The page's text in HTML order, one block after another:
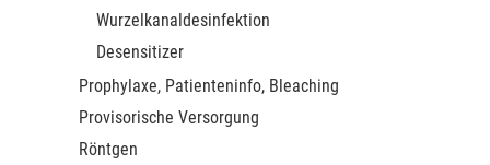
Wurzelkanaldesinfektion
Desensitizer
Prophylaxe, Patienteninfo, Bleaching
Provisorische Versorgung
Röntgen